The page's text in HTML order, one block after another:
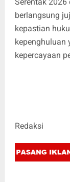
berlangsung
kepastian
kepenghuluan
kepercayaan
Redaksi